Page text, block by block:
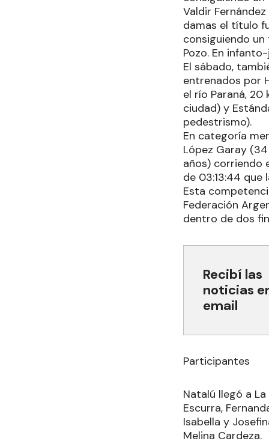
Valdir
damas el título
consiguiendo
Pozo. En
El sábado,
entrenados por
el río Paraná,
ciudad) y
pedestrismo).
En categoría
López Garay
años) corriendo
de 03:13:44 que
Esta
Federación
dentro de dos
Recibí las
noticias
email
Participantes
Natalú llegó a
Escurra,
Isabella y
Melina Cardeza.